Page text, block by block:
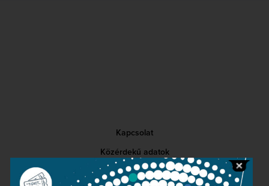
Kapcsolat
Közérdekű adatok
Sajtószoba